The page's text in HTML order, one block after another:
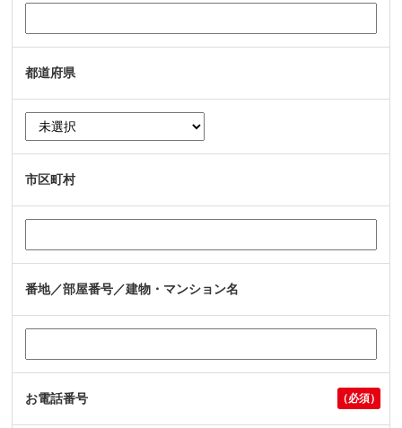
都道府県
市区町村
番地／部屋番号／建物・マンション名
お電話番号